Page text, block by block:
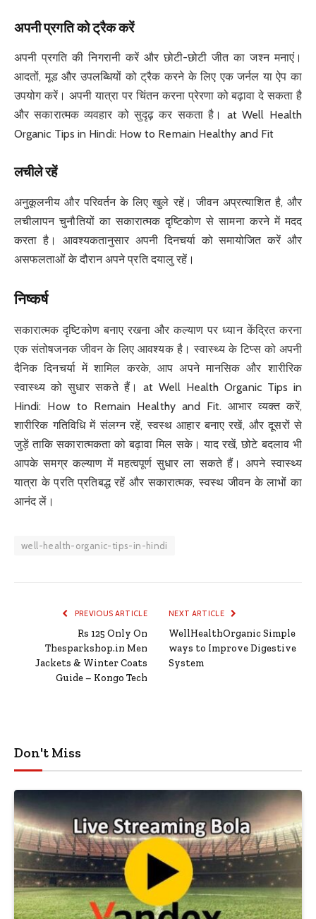
अपनी प्रगति को ट्रैक करें
अपनी प्रगति की निगरानी करें और छोटी-छोटी जीत का जश्न मनाएं।
आदतों, मूड और उपलब्धियों को ट्रैक करने के लिए एक जर्नल या ऐप का
उपयोग करें। अपनी यात्रा पर चिंतन करना प्रेरणा को बढ़ावा दे सकता है
और सकारात्मक व्यवहार को सुदृढ़ कर सकता है। at Well Health
Organic Tips in Hindi: How to Remain Healthy and Fit
लचीले रहें
अनुकूलनीय और परिवर्तन के लिए खुले रहें। जीवन अप्रत्याशित है, और
लचीलापन चुनौतियों का सकारात्मक दृष्टिकोण से सामना करने में मदद
करता है। आवश्यकतानुसार अपनी दिनचर्या को समायोजित करें और
असफलताओं के दौरान अपने प्रति दयालु रहें।
निष्कर्ष
सकारात्मक दृष्टिकोण बनाए रखना और कल्याण पर ध्यान केंद्रित करना
एक संतोषजनक जीवन के लिए आवश्यक है। स्वास्थ्य के टिप्स को अपनी
दैनिक दिनचर्या में शामिल करके, आप अपने मानसिक और शारीरिक
स्वास्थ्य को सुधार सकते हैं। at Well Health Organic Tips in
Hindi: How to Remain Healthy and Fit. आभार व्यक्त करें,
शारीरिक गतिविधि में संलग्न रहें, स्वस्थ आहार बनाए रखें, और दूसरों से
जुड़ें ताकि सकारात्मकता को बढ़ावा मिल सके। याद रखें, छोटे बदलाव भी
आपके समग्र कल्याण में महत्वपूर्ण सुधार ला सकते हैं। अपने स्वास्थ्य
यात्रा के प्रति प्रतिबद्ध रहें और सकारात्मक, स्वस्थ जीवन के लाभों का
आनंद लें।
well-health-organic-tips-in-hindi
PREVIOUS ARTICLE
Rs 125 Only On
Thesparkshop.in Men
Jackets & Winter Coats
Guide – Kongo Tech
NEXT ARTICLE
WellHealthOrganic Simple
ways to Improve Digestive
System
Don't Miss